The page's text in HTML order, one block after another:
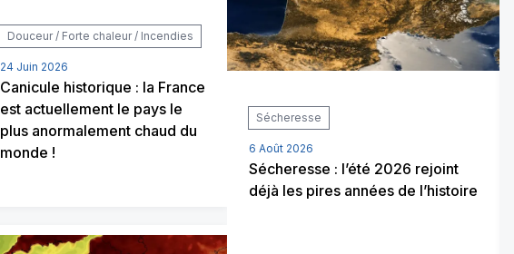
Douceur / Forte chaleur / Incendies
24 Juin 2026
Canicule historique : la France
est actuellement le pays le
plus anormalement chaud du
monde !
Sécheresse
6 Août 2026
Sécheresse : l’été 2026 rejoint
déjà les pires années de l’histoire